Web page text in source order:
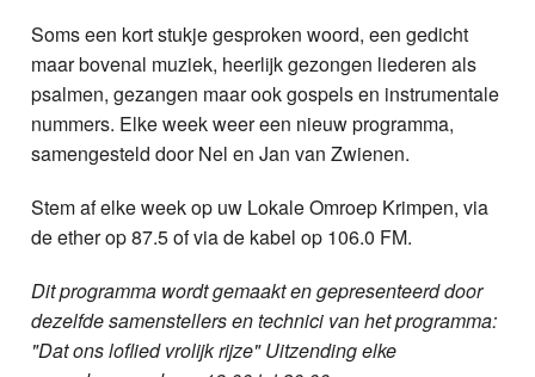
Soms een kort stukje gesproken woord, een gedicht
maar bovenal muziek, heerlijk gezongen liederen als
psalmen, gezangen maar ook gospels en instrumentale
nummers. Elke week weer een nieuw programma,
samengesteld door Nel en Jan van Zwienen.
Stem af elke week op uw Lokale Omroep Krimpen, via
de ether op 87.5 of via de kabel op 106.0 FM.
Dit programma wordt gemaakt en gepresenteerd door
dezelfde samenstellers en technici van het programma:
"Dat ons loflied vrolijk rijze" Uitzending elke